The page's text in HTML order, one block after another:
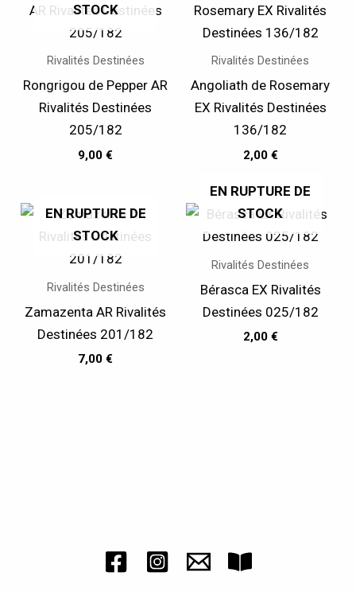
STOCK
Rivalités Destinées
Rongrigou de Pepper AR
Rivalités Destinées
205/182
9,00€
Rivalités Destinées
Angoliath de Rosemary
EX Rivalités Destinées
136/182
2,00 €
EN RUPTURE DE
STOCK
Rivalités Destinées
Zamazenta AR Rivalités
Destinées 201/182
7,00€
EN RUPTURE DE
STOCK
Rivalités Destinées
Bérasca EX Rivalités
Destinées 025/182
2,00 €